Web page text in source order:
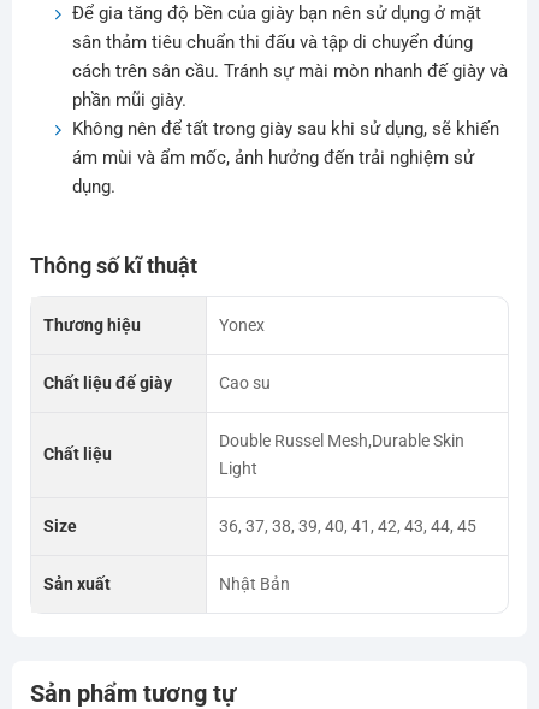
Để gia tăng độ bền của giày bạn nên sử dụng ở mặt
sân thảm tiêu chuẩn thi đấu và tập di chuyển đúng
cách trên sân cầu. Tránh sự mài mòn nhanh đế giày và
phần mũi giày.
Không nên để tất trong giày sau khi sử dụng, sẽ khiến
ám mùi và ẩm mốc, ảnh hưởng đến trải nghiệm sử
dụng.
Thông số kĩ thuật
Thương hiệu Yonex
Chất liệu đế giày Cao su
Chất liệu
Double Russel Mesh,Durable Skin
Light
Size 36, 37, 38, 39, 40, 41, 42, 43, 44, 45
Sản xuất Nhật Bản
Sản phẩm tương tự